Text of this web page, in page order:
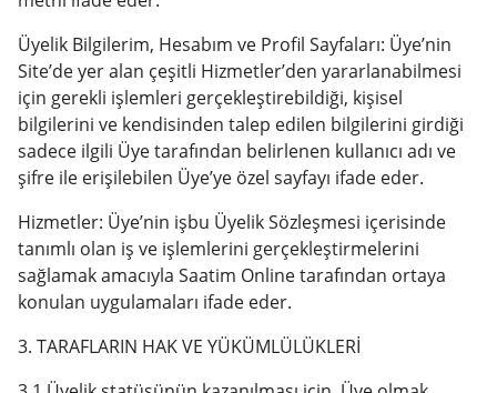
Üyelik Bilgilerim, Hesabım ve Profil Sayfaları: Üye’nin
Site’de yer alan çeşitli Hizmetler’den yararlanabilmesi
için gerekli işlemleri gerçekleştirebildiği, kişisel
bilgilerini ve kendisinden talep edilen bilgilerini girdiği
sadece ilgili Üye tarafından belirlenen kullanıcı adı ve
şifre ile erişilebilen Üye’ye özel sayfayı ifade eder.
Hizmetler: Üye’nin işbu Üyelik Sözleşmesi içerisinde
tanımlı olan iş ve işlemlerini gerçekleştirmelerini
sağlamak amacıyla Saatim Online tarafından ortaya
konulan uygulamaları ifade eder.
3. TARAFLARIN HAK VE YÜKÜMLÜLÜKLERİ